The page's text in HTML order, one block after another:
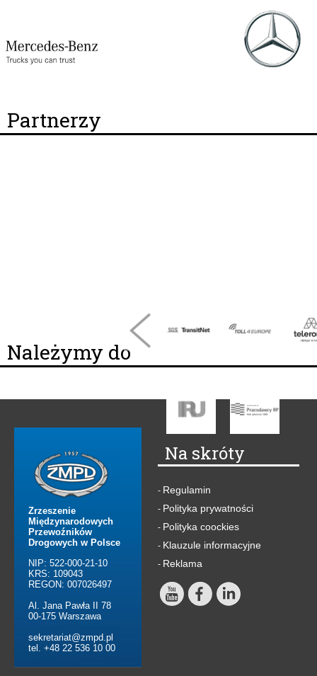
Partnerzy
Należymy do
Zrzeszenie
Międzynarodowych
Przewoźników
Drogowych w Polsce
NIP: 522-000-21-10
KRS: 109043
REGON: 007026497
Al. Jana Pawła II 78
00-175 Warszawa
sekretariat@zmpd.pl
tel. +48 22 536 10 00
Na skróty
- Regulamin
- Polityka prywatności
- Polityka coockies
- Klauzule informacyjne
- Reklama